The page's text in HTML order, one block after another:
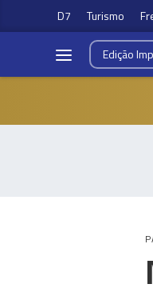
D7 Turismo
Edição